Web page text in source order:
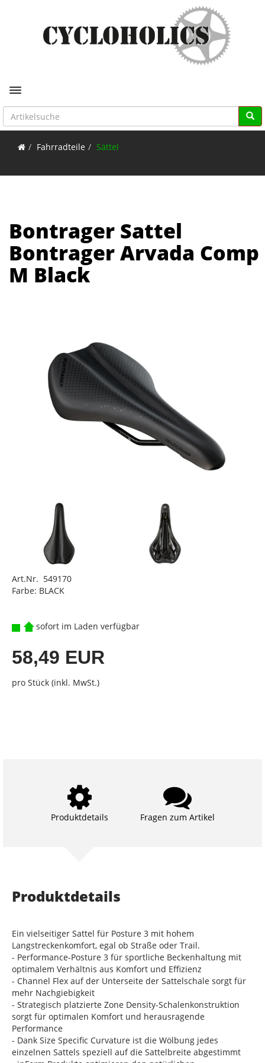
Toggle navigation
Fahrradteile Sättel
Bontrager Sattel
Bontrager Arvada Comp
M Black
Art.Nr. 549170
Farbe: BLACK
sofort im Laden verfügbar
58,49 EUR
pro Stück (inkl. MwSt.)
Produktdetails Fragen zum Artikel
Produktdetails
Ein vielseitiger Sattel für Posture 3 mit hohem
Langstreckenkomfort, egal ob Straße oder Trail.
- Performance-Posture 3 für sportliche Beckenhaltung mit
optimalem Verhältnis aus Komfort und Effizienz
- Channel Flex auf der Unterseite der Sattelschale sorgt für
mehr Nachgiebigkeit
- Strategisch platzierte Zone Density-Schalenkonstruktion
sorgt für optimalen Komfort und herausragende
Performance
- Dank Size Specific Curvature ist die Wölbung jedes
einzelnen Sattels speziell auf die Sattelbreite abgestimmt